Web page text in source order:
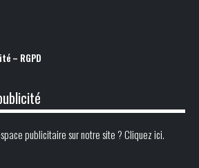
– RGPD
publicitaire sur notre site ? Cliquez ici.